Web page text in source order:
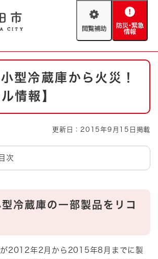
閲
助
防
緊
情
緊急情報 救急・消防
ドマップ
型冷蔵庫から火災！
情報】
更新日：2015年9月15日掲載
次
冷蔵庫の一部製品をリコ
が2012年2月から2015年8月までに製